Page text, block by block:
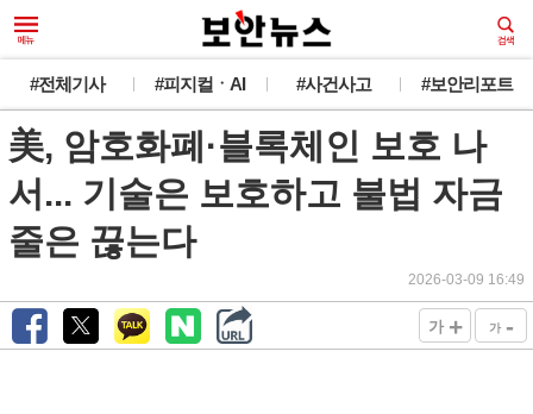
#전체기사 #피지컬ㆍAI #사건사고 #보안리포트
美, 암호화폐·블록체인 보호 나
서... 기술은 보호하고 불법 자금
줄은 끊는다
2026-03-09 16:49
가 + 가 -